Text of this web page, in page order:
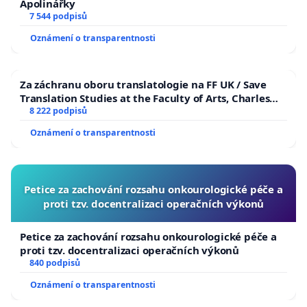
Apolinářky
7 544 podpisů
Oznámení o transparentnosti
Za záchranu oboru translatologie na FF UK / Save
Translation Studies at the Faculty of Arts, Charles
University
8 222 podpisů
Oznámení o transparentnosti
Petice za zachování rozsahu onkourologické péče a
proti tzv. docentralizaci operačních výkonů
Petice za zachování rozsahu onkourologické péče a
proti tzv. docentralizaci operačních výkonů
840 podpisů
Oznámení o transparentnosti